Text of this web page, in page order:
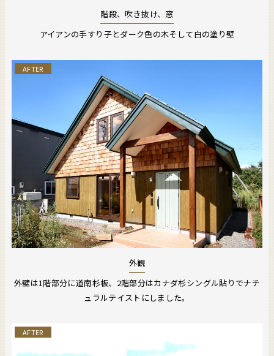
階段、吹き抜け、窓
アイアンの手すり子とダーク色の木そして白の塗り壁
AFTER
外観
外壁は1階部分に道南杉板、2階部分はカナダ杉シングル貼りでナチ
ュラルテイストにしました。
AFTER